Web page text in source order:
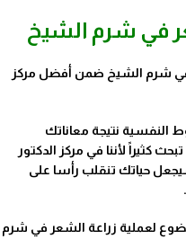
في شرم الشيخ
في شرم الشيخ ضمن أفضل مركز
النفسية نتيجة معاناتك
كثيراً لأننا في مركز الدكتور
حياتك تنقلب رأسا على
لعملية زراعة الشعر في شرم